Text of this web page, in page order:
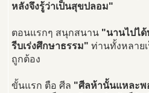
หลังจึงรู้ว่าเป็นสุขปลอม"
ตอนแรกๆ สนุกสนาน "นานไปได้
รีบเร่งศึกษาธรรม" ท่านทั้งหลาย
ถูกต้อง
ขั้นแรก ตือ ศีล "ศีลห้านั้นแหละพ